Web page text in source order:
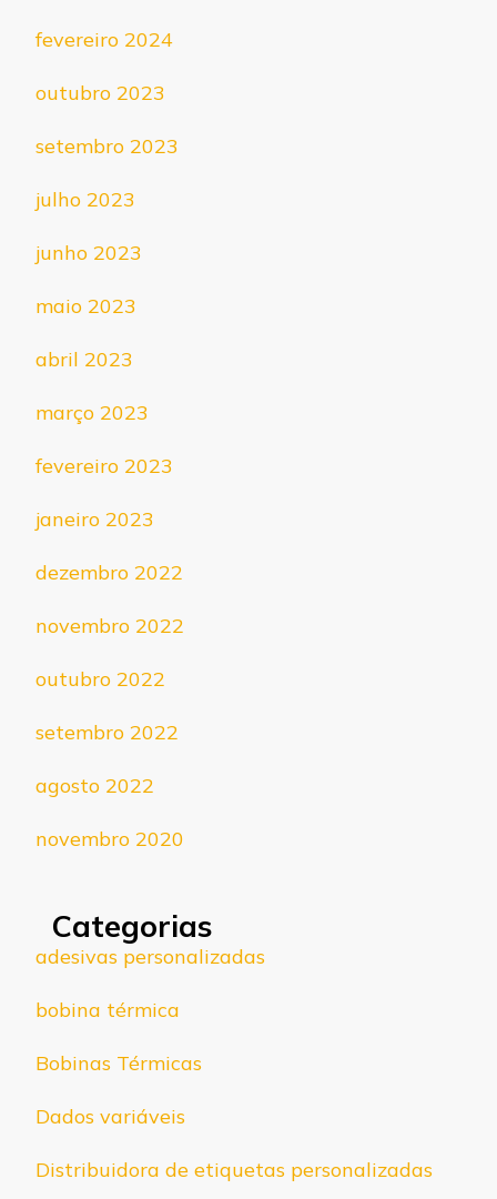
fevereiro 2024
outubro 2023
setembro 2023
julho 2023
junho 2023
maio 2023
abril 2023
março 2023
fevereiro 2023
janeiro 2023
dezembro 2022
novembro 2022
outubro 2022
setembro 2022
agosto 2022
novembro 2020
Categorias
adesivas personalizadas
bobina térmica
Bobinas Térmicas
Dados variáveis
Distribuidora de etiquetas personalizadas